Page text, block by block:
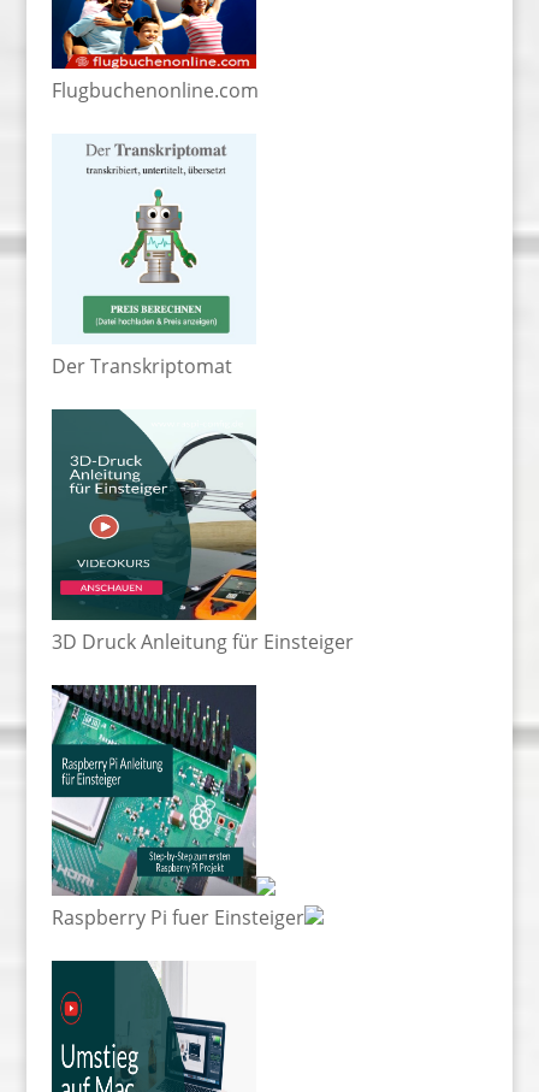
Flugbuchenonline.com
Der Transkriptomat
3D Druck Anleitung für Einsteiger
Raspberry Pi fuer Einsteiger